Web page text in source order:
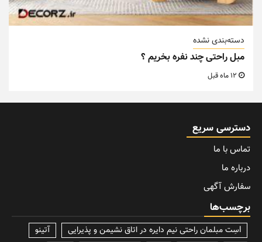
دسته‌بندی نشده
مبل راحتی چند نفره بخریم ؟
دسترسی سریع
تماس با ما
درباره ما
سفارش آگهی
برچسب‌ها
lسِت مبلمان راحتی نیم دایره در اتاق نشیمن و پذیرایی
آتینو